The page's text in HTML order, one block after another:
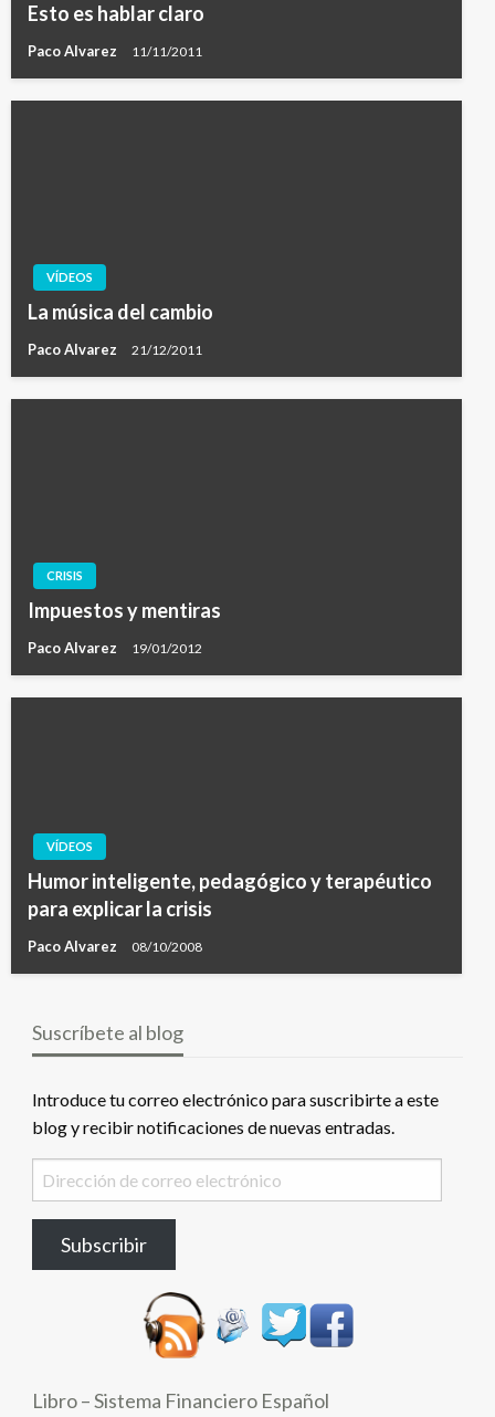
Esto es hablar claro
Paco Alvarez 11/11/2011
VÍDEOS
La música del cambio
Paco Alvarez 21/12/2011
CRISIS
Impuestos y mentiras
Paco Alvarez 19/01/2012
VÍDEOS
Humor inteligente, pedagógico y terapéutico
para explicar la crisis
Paco Alvarez 08/10/2008
Suscríbete al blog
Introduce tu correo electrónico para suscribirte a este
blog y recibir notificaciones de nuevas entradas.
Dirección
de
electrónico
Subscribir
Libro – Sistema Financiero Español